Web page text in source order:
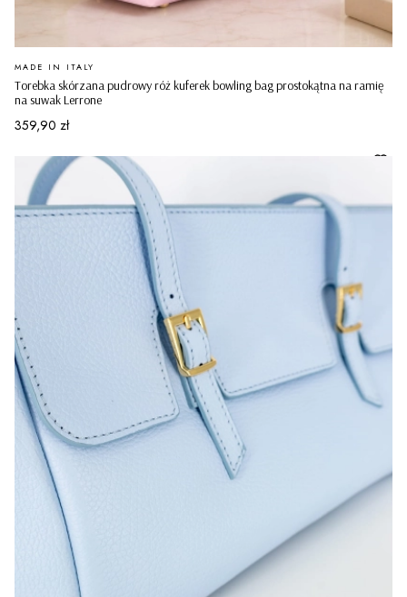
Torebka skórzana pudrowy róż kuferek bowling bag prostokątna na ramię
na suwak Lerrone
PRODUCENT
MADE IN ITALY
Cena
359,90 zł